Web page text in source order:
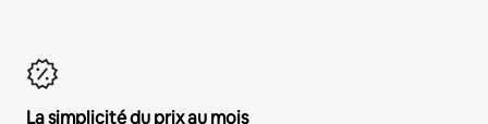
La simplicité du prix au mois